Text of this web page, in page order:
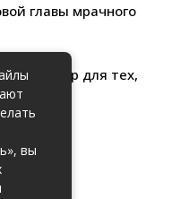
главы мрачного
обзор игр для тех,
вы